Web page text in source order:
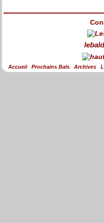
Accueil Prochains Bals Archives